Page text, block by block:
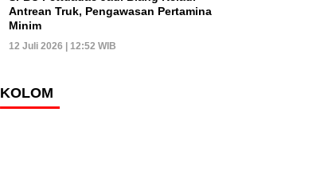
Antrean Truk, Pengawasan Pertamina
Minim
12 Juli 2026 | 12:52 WIB
KOLOM